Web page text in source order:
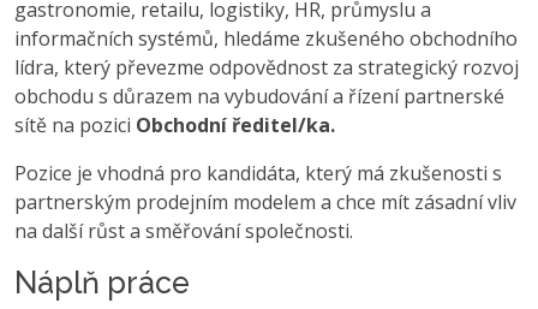
gastronomie, retailu, logistiky, HR, průmyslu a
informačních systémů, hledáme zkušeného obchodního
lídra, který převezme odpovědnost za strategický rozvoj
obchodu s důrazem na vybudování a řízení partnerské
sítě na pozici Obchodní ředitel/ka.
Pozice je vhodná pro kandidáta, který má zkušenosti s
partnerským prodejním modelem a chce mít zásadní vliv
na další růst a směřování společnosti.
Náplň práce